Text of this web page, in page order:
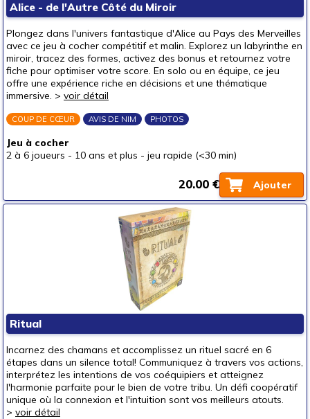
Alice - de l'Autre Côté du Miroir
Plongez dans l'univers fantastique d'Alice au Pays des Merveilles
avec ce jeu à cocher compétitif et malin. Explorez un labyrinthe en
miroir, tracez des formes, activez des bonus et retournez votre
fiche pour optimiser votre score. En solo ou en équipe, ce jeu
offre une expérience riche en décisions et une thématique
immersive. > voir détail
COUP DE CŒUR AVIS DE NIM PHOTOS
Jeu à cocher
2 à 6 joueurs - 10 ans et plus - jeu rapide (<30 min)
Ajouter
20.00 €
Ritual
Incarnez des chamans et accomplissez un rituel sacré en 6
étapes dans un silence total! Communiquez à travers vos actions,
interprétez les intentions de vos coéquipiers et atteignez
l'harmonie parfaite pour le bien de votre tribu. Un défi coopératif
unique où la connexion et l'intuition sont vos meilleurs atouts.
> voir détail